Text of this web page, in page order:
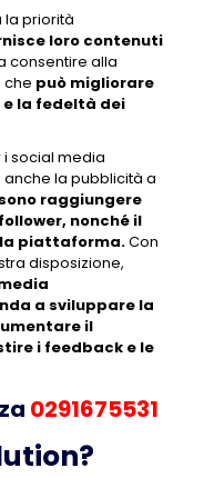
la priorità
loro contenuti
consentire alla
che può migliorare
la fedeltà dei
i social media
la pubblicità a
raggiungere
nonché il
piattaforma.Con
disposizione,
a sviluppare la
il
i feedback e le
0291675531